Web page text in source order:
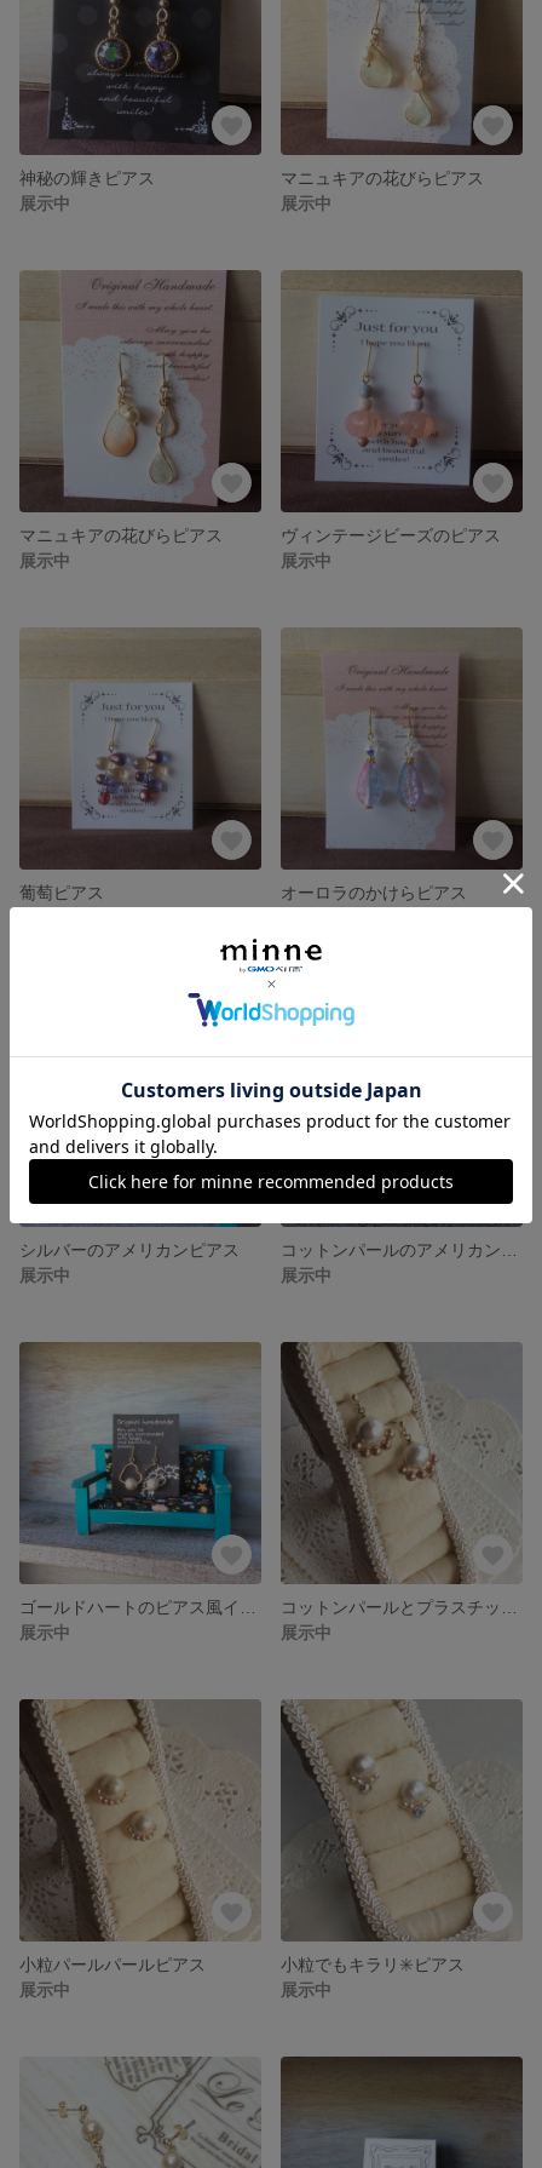
神秘の輝きピアス
展示中
マニュキアの花びらピアス
展示中
マニュキアの花びらピアス
展示中
ヴィンテージビーズのピアス
展示中
葡萄ピアス
オーロラのかけらピアス
シルバーのアメリカンピアス
展示中
展示中
展示中
展示中
小粒パールパールピアス
展示中
小粒でもキラリ✳️ピアス
展示中